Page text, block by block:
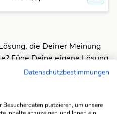
die Deiner Meinung
Füge Deine eigene Lösung
Datenbank!
Datenschutzbestimmungen
platzieren, um unsere